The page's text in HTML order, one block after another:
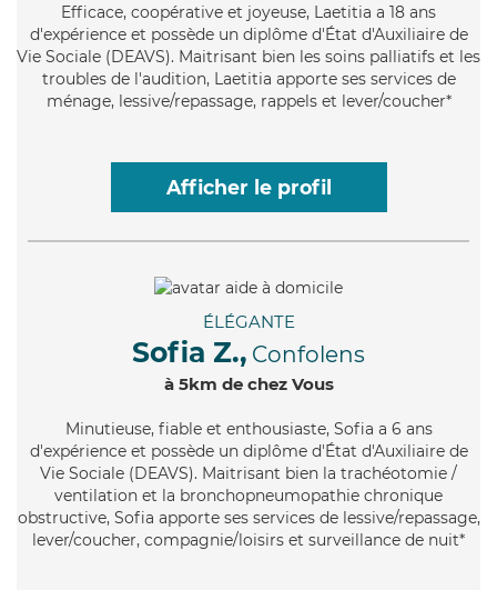
Efficace, coopérative et joyeuse, Laetitia a 18 ans
d'expérience et possède un diplôme d'État d'Auxiliaire de
Vie Sociale (DEAVS). Maitrisant bien les soins palliatifs et les
troubles de l'audition, Laetitia apporte ses services de
ménage, lessive/repassage, rappels et lever/coucher*
Afficher le profil
ÉLÉGANTE
Sofia Z., Confolens
à 5km de chez Vous
Minutieuse, fiable et enthousiaste, Sofia a 6 ans
d'expérience et possède un diplôme d'État d'Auxiliaire de
Vie Sociale (DEAVS). Maitrisant bien la trachéotomie /
ventilation et la bronchopneumopathie chronique
obstructive, Sofia apporte ses services de lessive/repassage,
lever/coucher, compagnie/loisirs et surveillance de nuit*